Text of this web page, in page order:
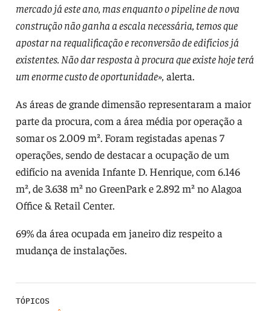
mercado já este ano, mas enquanto o pipeline de nova
construção não ganha a escala necessária, temos que
apostar na requalificação e reconversão de edifícios já
existentes. Não dar resposta à procura que existe hoje terá
um enorme custo de oportunidade», alerta.
As áreas de grande dimensão representaram a maior
parte da procura, com a área média por operação a
somar os 2.009 m². Foram registadas apenas 7
operações, sendo de destacar a ocupação de um
edifício na avenida Infante D. Henrique, com 6.146
m², de 3.638 m² no GreenPark e 2.892 m² no Alagoa
Office & Retail Center.
69% da área ocupada em janeiro diz respeito a
mudança de instalações.
TÓPICOS